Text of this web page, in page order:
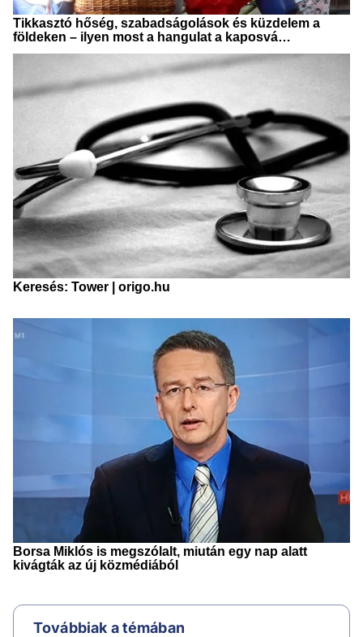
Továbbiak a témában